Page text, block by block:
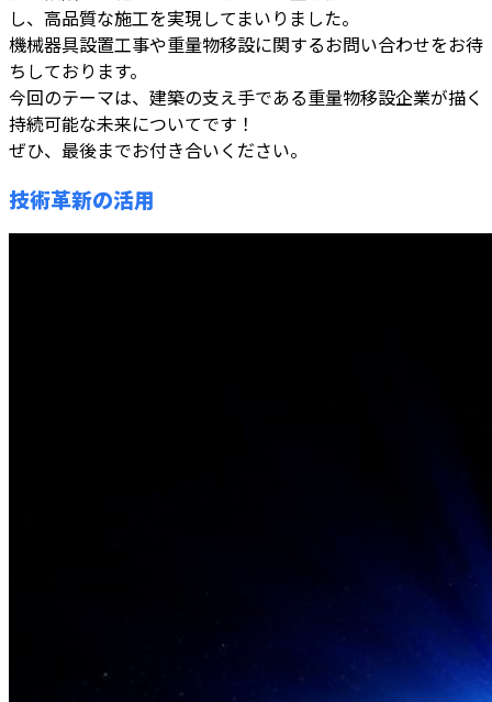
し、高品質な施工を実現してまいりました。
機械器具設置工事や重量物移設に関するお問い合わせをお待
ちしております。
今回のテーマは、建築の支え手である重量物移設企業が描く
持続可能な未来についてです！
ぜひ、最後までお付き合いください。
技術革新の活用